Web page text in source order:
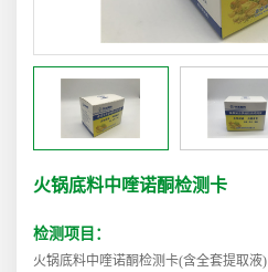
火锅底料中喹诺酮检测卡
检测项目：
火锅底料中喹诺酮检测卡(含全套提取液)